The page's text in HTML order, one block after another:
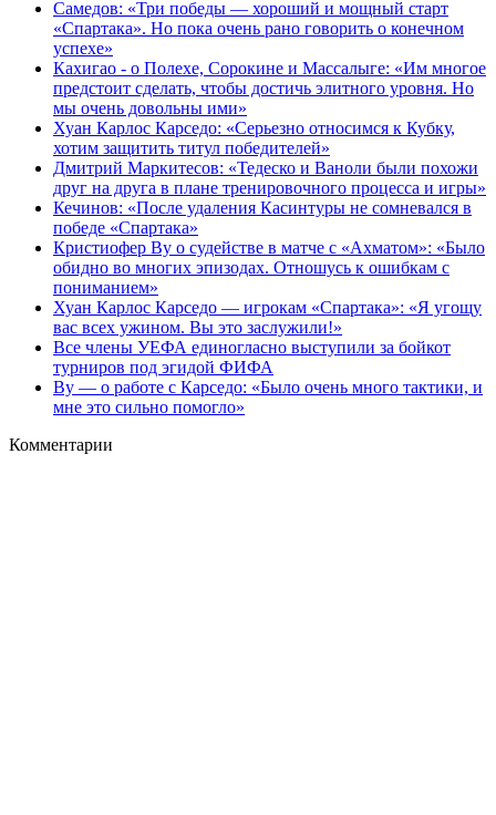
Самедов: «Три победы — хороший и мощный старт
«Спартака». Но пока очень рано говорить о конечном
успехе»
Кахигао - о Полехе, Сорокине и Массалыге: «Им многое
предстоит сделать, чтобы достичь элитного уровня. Но
мы очень довольны ими»
Хуан Карлос Карседо: «Серьезно относимся к Кубку,
хотим защитить титул победителей»
Дмитрий Маркитесов: «Тедеско и Ваноли были похожи
друг на друга в плане тренировочного процесса и игры»
Кечинов: «После удаления Касинтуры не сомневался в
победе «Спартака»
Кристиофер Ву о судействе в матче с «Ахматом»: «Было
обидно во многих эпизодах. Отношусь к ошибкам с
пониманием»
Хуан Карлос Карседо — игрокам «Спартака»: «Я угощу
вас всех ужином. Вы это заслужили!»
Все члены УЕФА единогласно выступили за бойкот
турниров под эгидой ФИФА
Ву — о работе с Карседо: «Было очень много тактики, и
мне это сильно помогло»
Комментарии